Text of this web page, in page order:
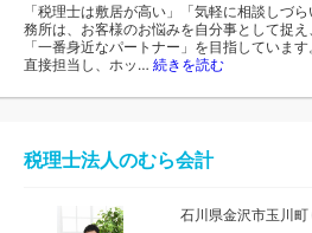
「税理士は敷居が高い」「気軽に相談しづ
務所は、お客様のお悩みを自分事として捉
「一番身近なパートナー」を目指していま
直接担当し、ホッ… 続きを読む
税理士法人のむら会計
石川県金沢市玉川